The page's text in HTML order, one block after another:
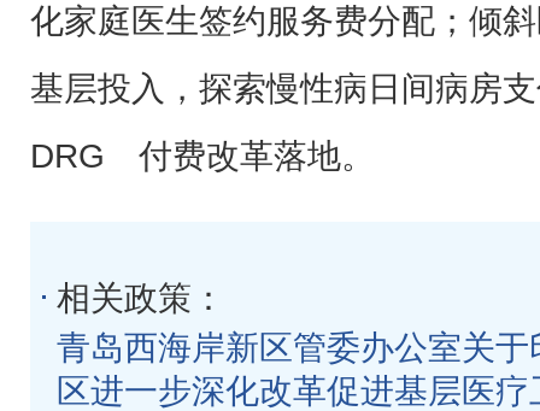
化家庭医生签约服务费分配；倾
基层投入，探索慢性病日间病房
DRG 付费改革落地。
相关政策：
青岛西海岸新区管委办公室关
区进一步深化改革促进基层医